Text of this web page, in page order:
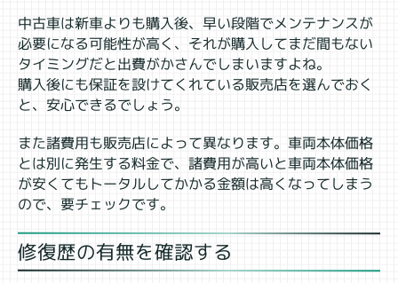
中古車は新車よりも購入後、早い段階でメンテナンスが
必要になる可能性が高く、それが購入してまだ間もない
タイミングだと出費がかさんでしまいますよね。
購入後にも保証を設けてくれている販売店を選んでおく
と、安心できるでしょう。
また諸費用も販売店によって異なります。車両本体価格
とは別に発生する料金で、諸費用が高いと車両本体価格
が安くてもトータルしてかかる金額は高くなってしまう
ので、要チェックです。
修復歴の有無を確認する